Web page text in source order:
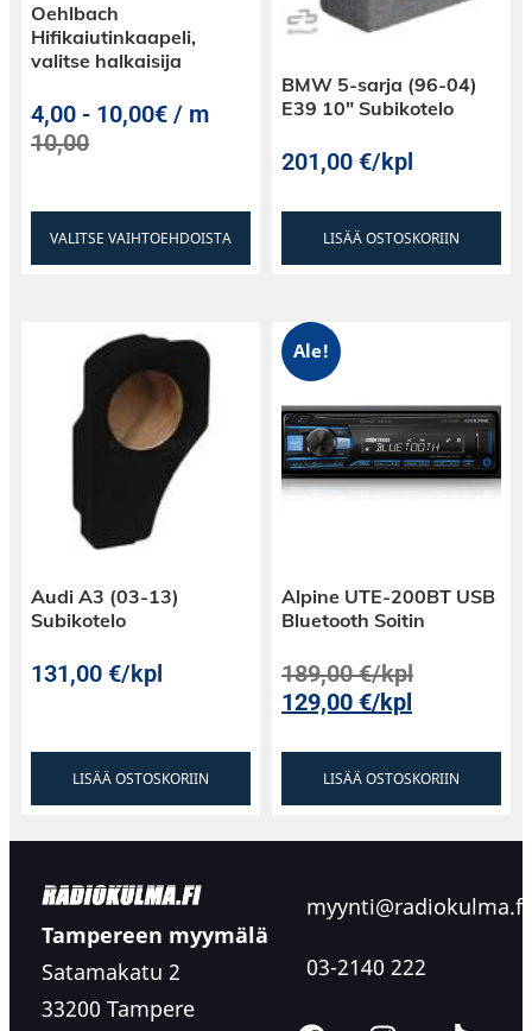
Oehlbach
Hifikaiutinkaapeli,
valitse halkaisija
4,00 - 10,00€ / m
10,00
VALITSE VAIHTOEHDOISTA
BMW 5-sarja (96-04)
E39 10″ Subikotelo
201,00€/kpl
LISÄÄ OSTOSKORIIN
Audi A3 (03-13)
Subikotelo
131,00€/kpl
LISÄÄ OSTOSKORIIN
Ale!
Alpine UTE-200BT USB
Bluetooth Soitin
189,00€/kpl
129,00€/kpl
LISÄÄ OSTOSKORIIN
Tampereen myymälä
Satamakatu 2
33200 Tampere
myynti@radiokulma.fi
03-2140 222